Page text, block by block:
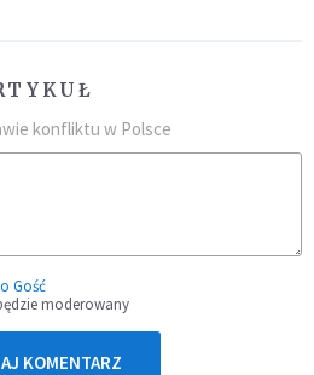
konfliktu w Polsce
Gość
moderowany
KOMENTARZ